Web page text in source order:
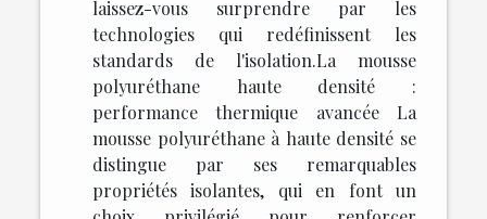
laissez-vous surprendre par les
technologies qui redéfinissent les
standards de l'isolation.La mousse
polyuréthane haute densité :
performance thermique avancée La
mousse polyuréthane à haute densité se
distingue par ses remarquables
propriétés isolantes, qui en font un